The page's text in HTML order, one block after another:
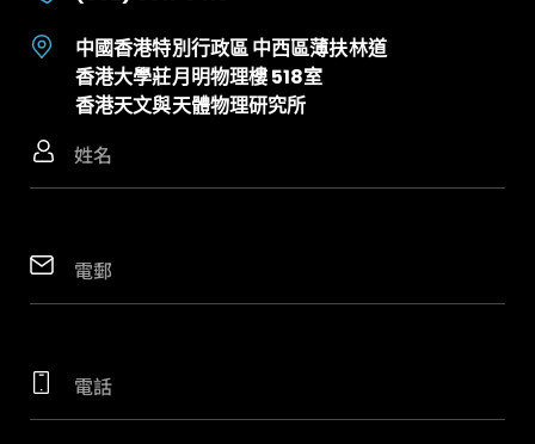
中國香港特別行政區中西區薄扶林道
香港大學莊月明物理樓 518室
香港天文與天體物理研究所